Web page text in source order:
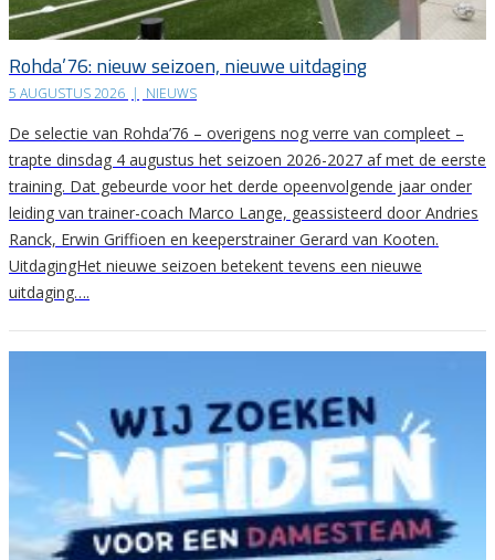
Rohda’76: nieuw seizoen, nieuwe uitdaging
5 AUGUSTUS 2026 | NIEUWS
De selectie van Rohda’76 – overigens nog verre van compleet –
trapte dinsdag 4 augustus het seizoen 2026-2027 af met de eerste
training. Dat gebeurde voor het derde opeenvolgende jaar onder
leiding van trainer-coach Marco Lange, geassisteerd door Andries
Ranck, Erwin Griffioen en keeperstrainer Gerard van Kooten.
UitdagingHet nieuwe seizoen betekent tevens een nieuwe
uitdaging….